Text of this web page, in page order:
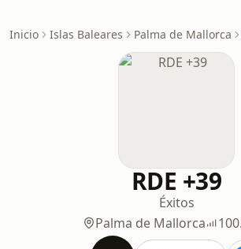
Inicio Islas Baleares Palma de Mallorca
RDE +39
Éxitos
Palma de Mallorca